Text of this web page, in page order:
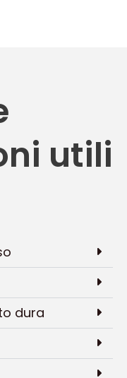
utili
dura